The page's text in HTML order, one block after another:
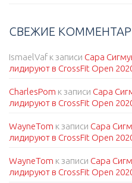
СВЕЖИЕ
IsmaelVaf к записи Сара
лидируют в CrossFit Open
CharlesPom к записи Сара
лидируют в CrossFit Open
WayneTom к записи Сара
лидируют в CrossFit Open
WayneTom к записи Сара
лидируют в CrossFit Open